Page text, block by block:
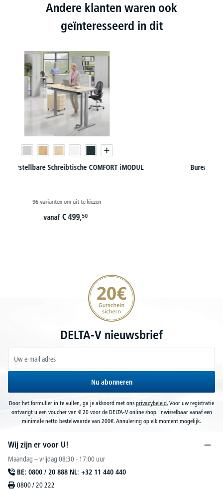
Andere klanten waren ook
geïnteresseerd in dit
Bureaus iMODULE met hoogwaardige aluminiumrand
54 varianten om uit te kiezen
20€ korting verzekeren
DELTA-V nieuwsbrief
Nu abonneren
Door het formulier in te vullen, ga je akkoord met ons privacybeleid. Voor uw registratie
ontvangt u een voucher van € 20 voor de DELTA-V online shop. Inwisselbaar vanaf een
minimale netto bestelwaarde van 200€. Annulering op elk moment mogelijk.
Wij zijn er voor U!
Maandag – vrijdag 08:30 - 17:00 uur
BE: 0800 / 20 888 NL: +32 11 440 440
0800 / 20 222